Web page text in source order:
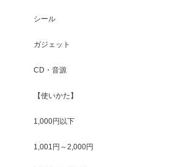
シール
ガジェット
CD・音源
【使いかた】
1,000円以下
1,001円～2,000円